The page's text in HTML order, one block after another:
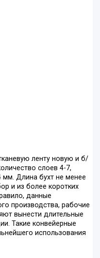
ленту новую и б/
слоев 4-7,
мм. Длина бухт не менее
и из более коротких
данные
производства, рабочие
вынести длительные
Такие конвейерные
использования